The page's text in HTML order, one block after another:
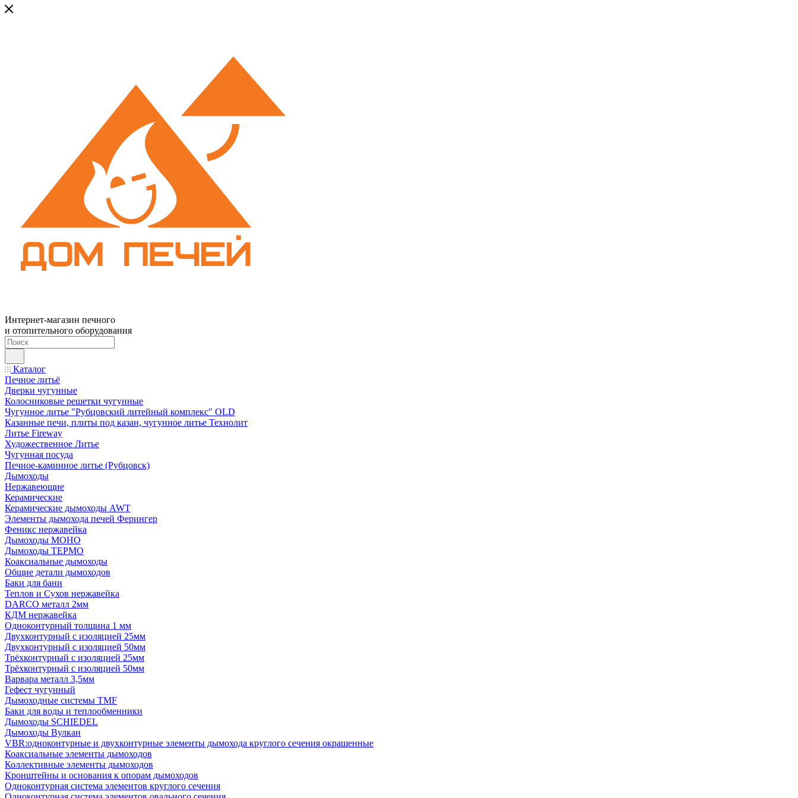
Интернет-магазин печного
и отопительного оборудования
Каталог
Печное литьё
Дверки чугунные
Колосниковые решетки чугунные
Чугунное литье "Рубцовский литейный комплекс" OLD
Казанные печи, плиты под казан, чугунное литье Технолит
Литье Fireway
Художественное Литье
Чугунная посуда
Печное-каминное литье (Рубцовск)
Дымоходы
Нержавеющие
Керамические
Керамические дымоходы AWT
Элементы дымохода печей Ферингер
Феникс нержавейка
Дымоходы МОНО
Дымоходы ТЕРМО
Коаксиальные дымоходы
Общие детали дымоходов
Баки для бани
Теплов и Сухов нержавейка
DARCO металл 2мм
КДМ нержавейка
Одноконтурный толщина 1 мм
Двухконтурный с изоляцией 25мм
Двухконтурный с изоляцией 50мм
Трёхконтурный с изоляцией 25мм
Трёхконтурный с изоляцией 50мм
Варвара металл 3,5мм
Гефест чугунный
Дымоходные системы TMF
Баки для воды и теплообменники
Дымоходы SCHIEDEL
Дымоходы Вулкан
VBR:одноконтурные и двухконтурные элементы дымохода круглого сечения окрашенные
Коаксиальные элементы дымоходов
Коллективные элементы дымоходов
Кронштейны и основания к опорам дымоходов
Одноконтурная система элементов круглого сечения